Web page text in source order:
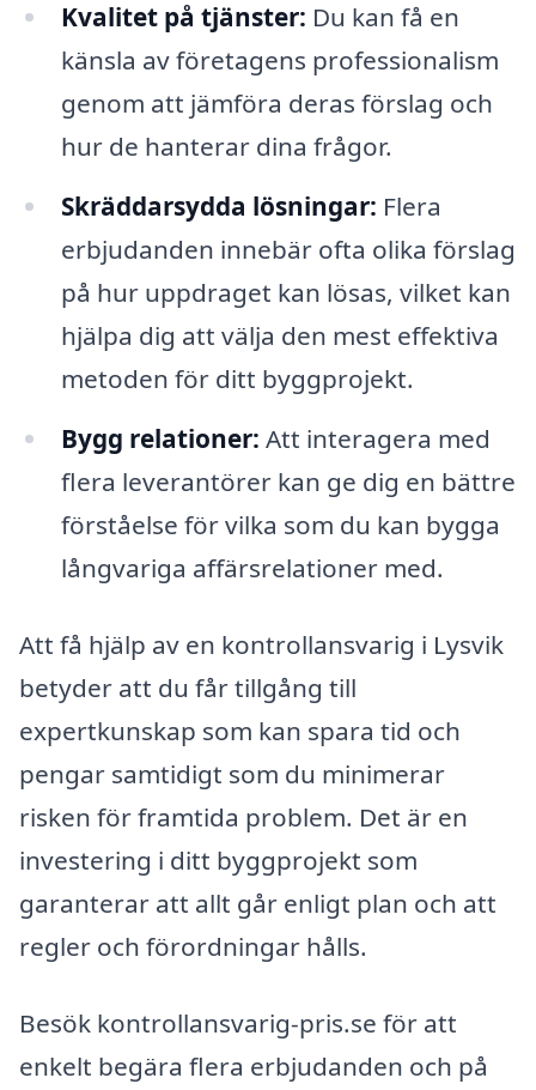
Kvalitet på tjänster: Du kan få en
känsla av företagens professionalism
genom att jämföra deras förslag och
hur de hanterar dina frågor.
Skräddarsydda lösningar: Flera
erbjudanden innebär ofta olika förslag
på hur uppdraget kan lösas, vilket kan
hjälpa dig att välja den mest effektiva
metoden för ditt byggprojekt.
Bygg relationer: Att interagera med
flera leverantörer kan ge dig en bättre
förståelse för vilka som du kan bygga
långvariga affärsrelationer med.
Att få hjälp av en kontrollansvarig i Lysvik
betyder att du får tillgång till
expertkunskap som kan spara tid och
pengar samtidigt som du minimerar
risken för framtida problem. Det är en
investering i ditt byggprojekt som
garanterar att allt går enligt plan och att
regler och förordningar hålls.
Besök kontrollansvarig-pris.se för att
enkelt begära flera erbjudanden och på